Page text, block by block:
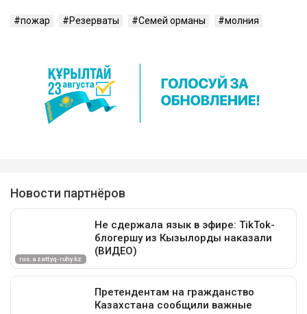
пожар Резерваты Семей орманы молния